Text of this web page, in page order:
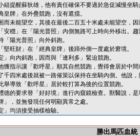
組提醒蘇狄雄，他有責任確保不要過於急促減慢坐騎
牌」在外疊競跑，沒有遮擋。
而未能望空，其後在最後二百五十米處未能望空，
安穩」在「陽光普照」內側無路可上時向外移出。
「陽光普照」向外斜跑。
堅旺財」在「經典皇牌」後蹄外側一度處於窘境。
」向內斜跑，因而與「連利多」緊迫競跑。
獲指示讓「歡呼星」順其自然競跑，覺得會居於中
千四米處後就被一路催策以保持在坐騎內側。他說
舉導致「歡呼星」居於較打算為後的位置競跑。
德的要求替「好好境」進行內窺鏡檢查。獸醫說，
」，並無發現任何明顯異常之處。
」均須接受抽樣檢驗。
勝出馬匹血統